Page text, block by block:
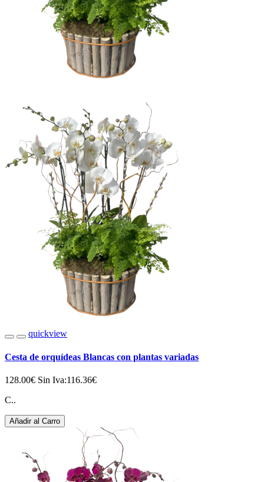
quickview
Cesta de orquídeas Blancas con plantas variadas
128.00€ Sin Iva:116.36€
C..
Añadir al Carro